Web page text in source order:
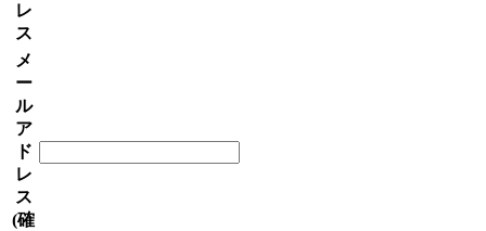
レ
ス
メ
ー
ル
ア
ド
レ
ス
(確